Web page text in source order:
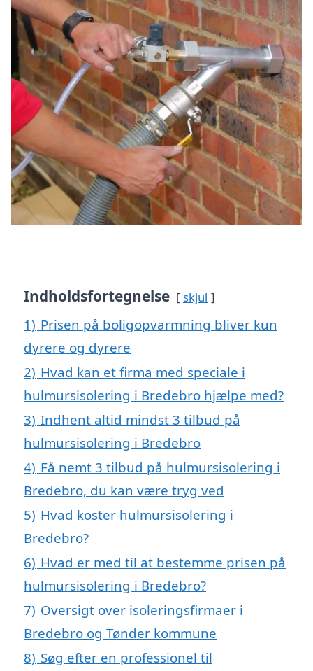
Indholdsfortegnelse skjul
1) Prisen på boligopvarmning bliver kun
dyrere og dyrere
2) Hvad kan et firma med speciale i
hulmursisolering i Bredebro hjælpe med?
3) Indhent altid mindst 3 tilbud på
hulmursisolering i Bredebro
4) Få nemt 3 tilbud på hulmursisolering i
Bredebro, du kan være tryg ved
5) Hvad koster hulmursisolering i
Bredebro?
6) Hvad er med til at bestemme prisen på
hulmursisolering i Bredebro?
7) Oversigt over isoleringsfirmaer i
Bredebro og Tønder kommune
8) Søg efter en professionel til